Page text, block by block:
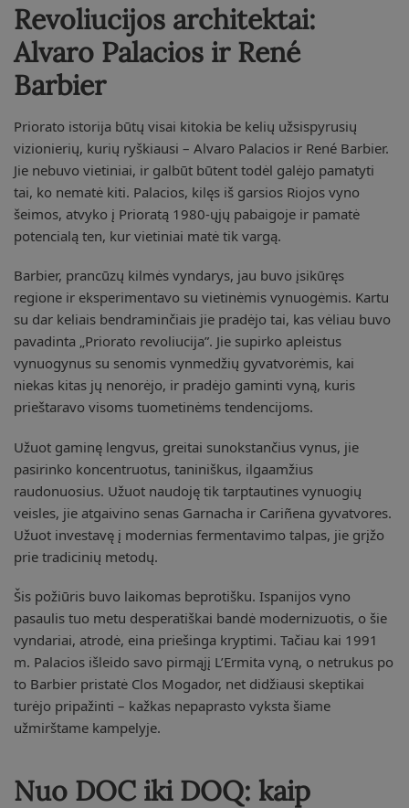
Revoliucijos architektai:
Alvaro Palacios ir René
Barbier
Priorato istorija būtų visai kitokia be kelių užsispyrusių
vizionierių, kurių ryškiausi – Alvaro Palacios ir René Barbier.
Jie nebuvo vietiniai, ir galbūt būtent todėl galėjo pamatyti
tai, ko nematė kiti. Palacios, kilęs iš garsios Riojos vyno
šeimos, atvyko į Prioratą 1980-ųjų pabaigoje ir pamatė
potencialą ten, kur vietiniai matė tik vargą.
Barbier, prancūzų kilmės vyndarys, jau buvo įsikūręs
regione ir eksperimentavo su vietinėmis vynuogėmis. Kartu
su dar keliais bendraminčiais jie pradėjo tai, kas vėliau buvo
pavadinta „Priorato revoliucija”. Jie supirko apleistus
vynuogynus su senomis vynmedžių gyvatvorėmis, kai
niekas kitas jų nenorėjo, ir pradėjo gaminti vyną, kuris
prieštaravo visoms tuometinėms tendencijoms.
Užuot gaminę lengvus, greitai sunokstančius vynus, jie
pasirinko koncentruotus, taniniškus, ilgaamžius
raudonuosius. Užuot naudoję tik tarptautines vynuogių
veisles, jie atgaivino senas Garnacha ir Cariñena gyvatvores.
Užuot investavę į modernias fermentavimo talpas, jie grįžo
prie tradicinių metodų.
Šis požiūris buvo laikomas beprotišku. Ispanijos vyno
pasaulis tuo metu desperatiškai bandė modernizuotis, o šie
vyndariai, atrodė, eina priešinga kryptimi. Tačiau kai 1991
m. Palacios išleido savo pirmąjį L’Ermita vyną, o netrukus po
to Barbier pristatė Clos Mogador, net didžiausi skeptikai
turėjo pripažinti – kažkas nepaprasto vyksta šiame
užmirštame kampelyje.
Nuo DOC iki DOQ: kaip